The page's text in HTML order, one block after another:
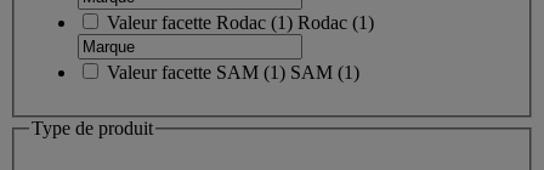
Valeur facette Rodac (1) Rodac (1)
Valeur facette SAM (1) SAM (1)
Type de produit